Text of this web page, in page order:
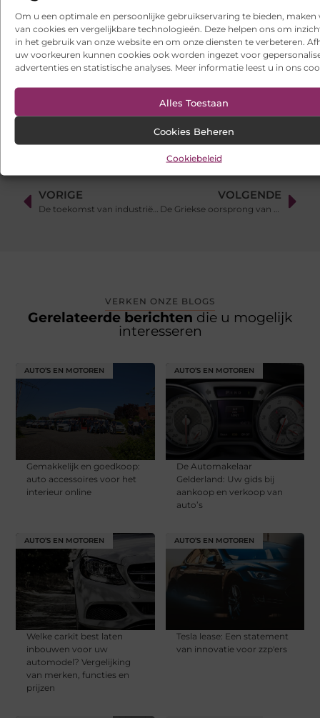
Om u een optimale en persoonlijke gebruikservaring te bieden, maken
van cookies en vergelijkbare technologieën. Deze helpen ons om
in het gebruik van onze website en om onze diensten te verbeteren.
uw voorkeuren kunnen cookies ook worden ingezet voor
advertenties en statistische analyses. Meer informatie leest u in ons
Alles Toestaan
Cookies Beheren
Cookiebeleid
Samen scheiden zonder strijd: zo houd je overzicht in een
onrustige periode
Websites laten maken: wat u moet weten voordat u begint
VORIGE
De toekomst van industriële automatisering met Tiap
VOLGENDE
De Griekse oorsprong van frappé: Hoe een toevallige uitvinding de wereld veroverde
VERKEN ONZE BLOGS
Gerelateerde berichten die u mogelijk
interesseren
AUTO’S EN MOTOREN
Gemakkelijk en goedkoop:
auto accessoires voor het
interieur online
AUTO’S EN MOTOREN
De Automakelaar
Gelderland: Uw gids bij
aankoop en verkoop van
auto’s
AUTO’S EN MOTOREN
Welke carkit best laten
inbouwen voor uw
automodel? Vergelijking
van merken, functies en
prijzen
AUTO’S EN MOTOREN
Tesla lease: Een statement
van innovatie voor zzp'ers